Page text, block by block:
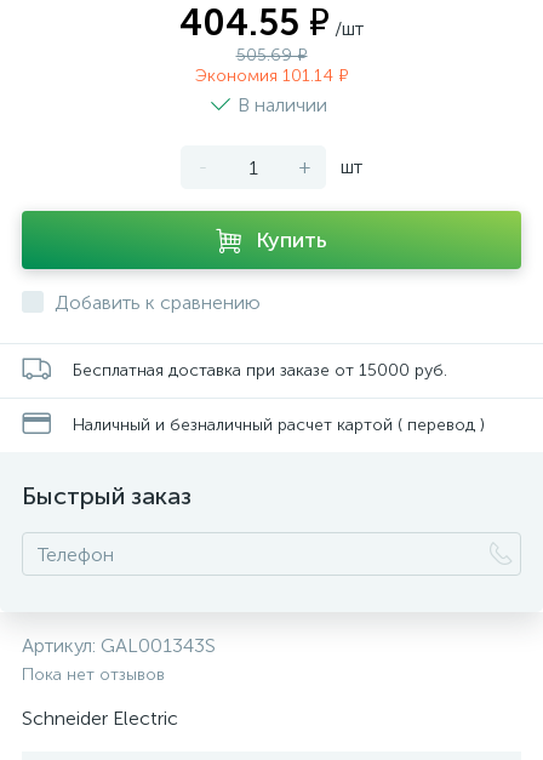
404.55 ₽ /шт
505.69 ₽
Экономия 101.14 ₽
В наличии
- + шт
Купить
Добавить к сравнению
Бесплатная доставка при заказе от 15000 руб.
Наличный и безналичный расчет картой ( перевод )
Быстрый заказ
Артикул: GAL001343S
Пока нет отзывов
Schneider Electric